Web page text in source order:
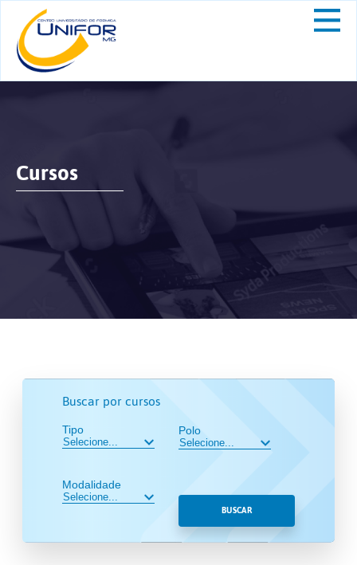
Cursos
Buscar por cursos
Tipo
Modalidade
Polo
BUSCAR